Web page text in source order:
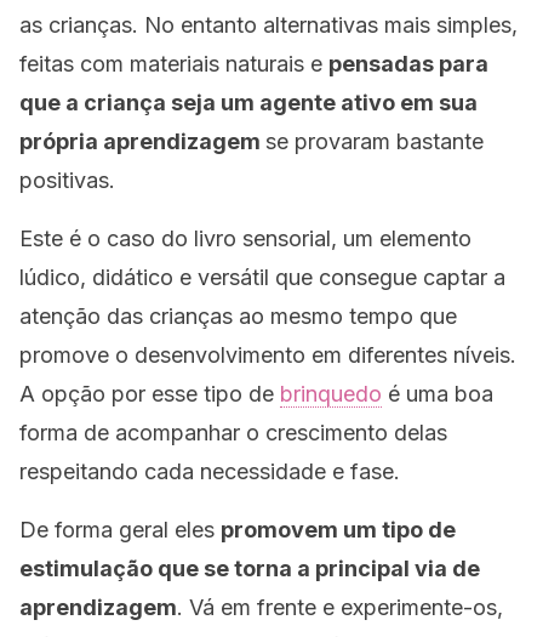
as crianças. No entanto alternativas mais simples,
feitas com materiais naturais e pensadas para
que a criança seja um agente ativo em sua
própria aprendizagem se provaram bastante
positivas.
Este é o caso do livro sensorial, um elemento
lúdico, didático e versátil que consegue captar a
atenção das crianças ao mesmo tempo que
promove o desenvolvimento em diferentes níveis.
A opção por esse tipo de brinquedo é uma boa
forma de acompanhar o crescimento delas
respeitando cada necessidade e fase.
De forma geral eles promovem um tipo de
estimulação que se torna a principal via de
aprendizagem. Vá em frente e experimente-os,